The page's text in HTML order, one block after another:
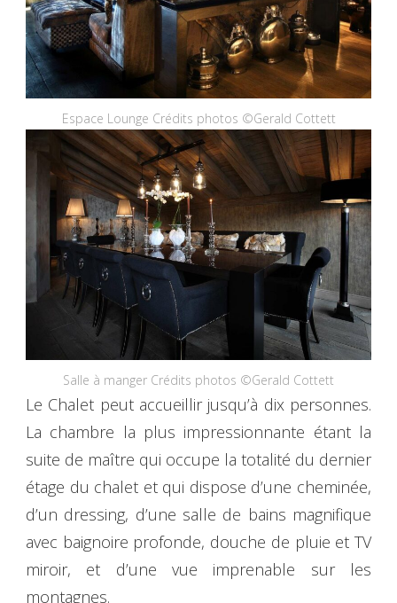
Espace Lounge Crédits photos ©Gerald Cottett
Salle à manger Crédits photos ©Gerald Cottett
Le Chalet peut accueillir jusqu’à dix personnes.
La chambre la plus impressionnante étant la
suite de maître qui occupe la totalité du dernier
étage du chalet et qui dispose d’une cheminée,
d’un dressing, d’une salle de bains magnifique
avec baignoire profonde, douche de pluie et TV
miroir, et d’une vue imprenable sur les
montagnes.